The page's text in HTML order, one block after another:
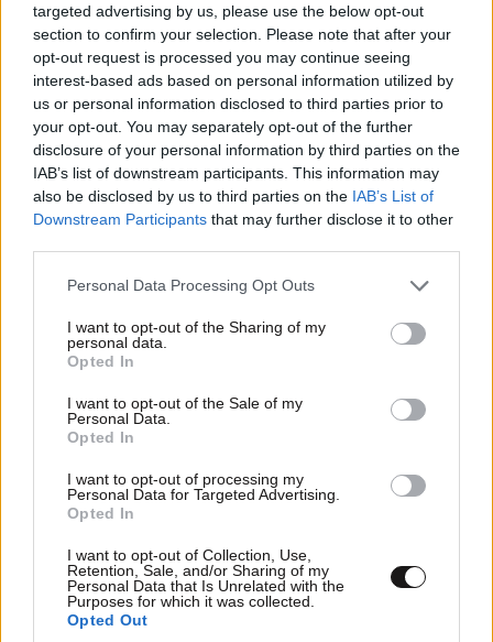
targeted advertising by us, please use the below opt-out
section to confirm your selection. Please note that after your
opt-out request is processed you may continue seeing
interest-based ads based on personal information utilized by
us or personal information disclosed to third parties prior to
your opt-out. You may separately opt-out of the further
disclosure of your personal information by third parties on the
IAB’s list of downstream participants. This information may
also be disclosed by us to third parties on the IAB’s List of
Downstream Participants that may further disclose it to other
Please note that this website/app uses one or more Google
not limited to your visit or usage behaviour. You may click to
grant or deny consent to Google and its third-party tags to
use your data for below specified purposes in below Google
consent section.
Personal Data Processing Opt Outs
I want to opt-out of the Sharing of my
personal data.
Opted In
I want to opt-out of the Sale of my
Personal Data.
Opted In
I want to opt-out of processing my
Personal Data for Targeted Advertising.
Opted In
I want to opt-out of Collection, Use,
Retention, Sale, and/or Sharing of my
Personal Data that Is Unrelated with the
Purposes for which it was collected.
Opted Out
Ερημώνει η Αθήνα: Σε ρυθμούς
Δεκαπενταύγουστου η πρωτεύουσα – Εικόνες
από Ομόνοια, Σύνταγμα, Κολωνάκι και Εξάρχεια
Παρέμβαση της Αρχής Πολιτικής Αεροπορίας
για το ελικόπτερο που «πάρκαρε» στο
Σαρακήνικο της Μήλου – Τι προβλέπει ο νόμος